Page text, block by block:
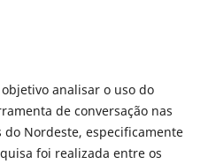
analisar o uso do
de conversação nas
do Nordeste, especificamente
foi realizada entre os